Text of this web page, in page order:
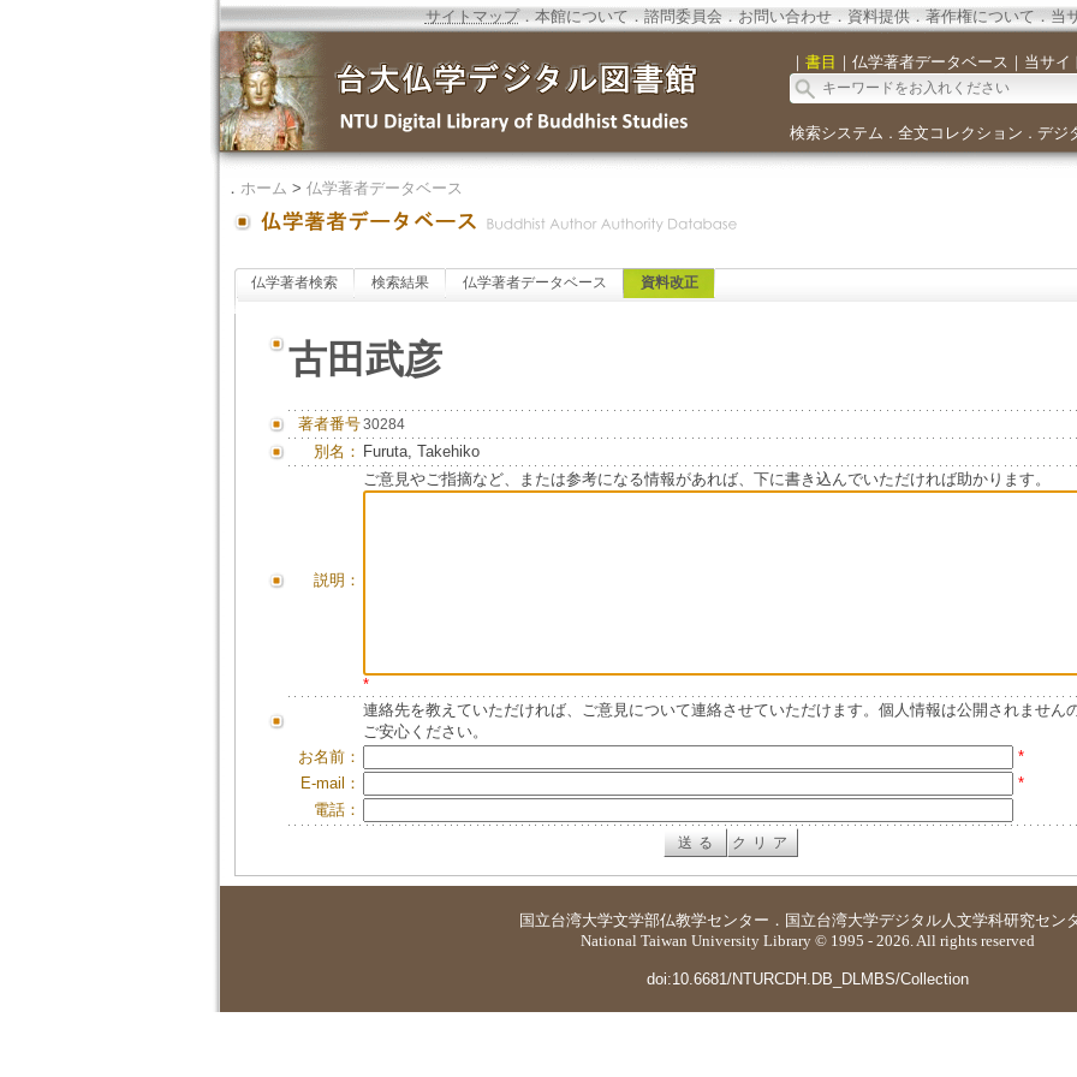
サイトマップ．本館について．諮問委員会． お問い合わせ． 資料提供．著作権について．当
｜ 書目 ｜ 仏学著者データベース ｜ 当サイ
検索システム ． 全文コレクション ． デジ
． ホーム > 仏学著者データベース
仏学著者検索 検索結果 仏学著者データベース 資料改正
古田武彦
著者番号30284
別名： Furuta, Takehiko
説明：
ご意見やご指摘など、または参考になる情報があれば、下に書き込んでいただければ助かります。
*
連絡先を教えていただければ、ご意見について連絡させていただけます。個人情報は公開されません
ご安心ください。
お名前：
*
E-mail：
*
電話：
国立台湾大学文学部仏教学センター ． 国立台湾大学デジタル人文学科研究セン
National Taiwan University Library © 1995 - 2026. All rights reserved
doi:10.6681/NTURCDH.DB_DLMBS/Collection